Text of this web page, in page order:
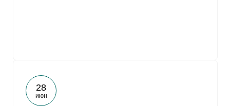
28
июн